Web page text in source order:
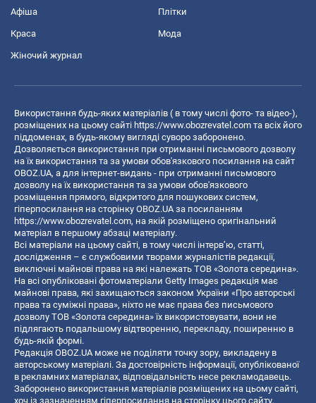
Афіша Плітки
Краса Мода
Жіночий журнал
Використання будь-яких матеріалів ( в тому числі фото- та відео-),
розміщених на цьому сайті https://www.obozrevatel.com та всіх його
піддоменах, в будь-якому вигляді суворо заборонено.
Дозволяється використання при отриманні письмового дозволу
на їх використання та за умови обов'язкового посилання на сайт
OBOZ.UA, а для інтернет-видань - при отриманні письмового
дозволу на їх використання та за умови обов'язкового
розміщення прямого, відкритого для пошукових систем,
гіперпосилання на сторінку OBOZ.UA за посиланням
https://www.obozrevatel.com, на якій розміщено оригінальний
матеріал в першому абзаці матеріалу.
Всі матеріали на цьому сайті, в тому числі інтерв’ю, статті,
дослідження – є службовими творами журналістів редакції,
виключні майнові права на які належать ТОВ «Золота середина».
На всі опубліковані фотоматеріали Getty Images редакція має
майнові права, які захищаються законом України «Про авторські
права та суміжні права», ніхто не має права без письмового
дозволу ТОВ «Золота середина» їх використовувати, вони не
підлягають подальшому відтворенню, перекладу, поширенню в
будь-якій формі.
Редакція OBOZ.UA може не поділяти точку зору, викладену в
авторському матеріалі. За достовірність інформації, опублікованої
в рекламних матеріалах, відповідальність несе рекламодавець.
Заборонено використання матеріалів розміщених на цьому сайті,
хоч із зазначенням гіперпосилання на сторінку цього сайту,